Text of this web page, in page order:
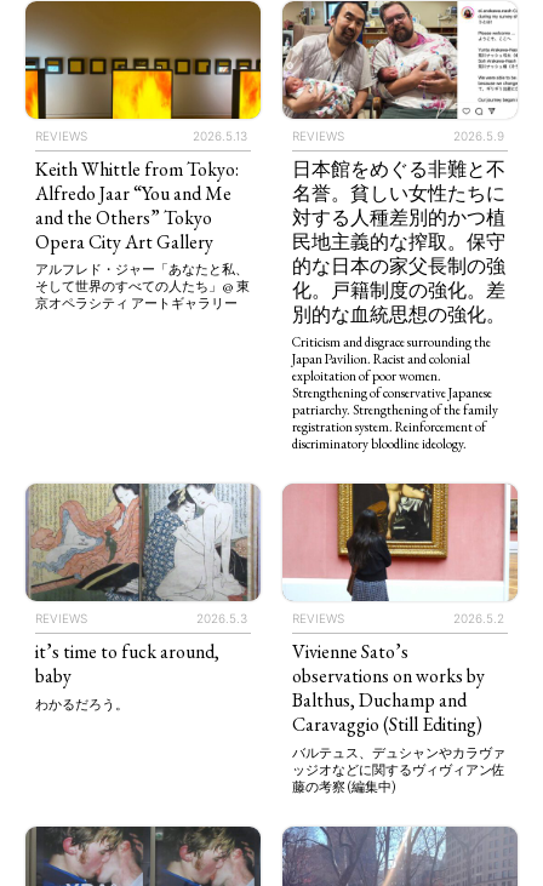
REVIEWS 2026.5.13
Keith Whittle from Tokyo:
Alfredo Jaar “You and Me
and the Others” Tokyo
Opera City Art Gallery
アルフレド・ジャー「あなたと私、
そして世界のすべての人たち」@ 東
京オペラシティ アートギャラリー
REVIEWS 2026.5.9
日本館をめぐる非難と不
名誉。貧しい女性たちに
対する人種差別的かつ植
民地主義的な搾取。保守
的な日本の家父長制の強
化。戸籍制度の強化。差
別的な血統思想の強化。
Criticism and disgrace surrounding the
Japan Pavilion. Racist and colonial
exploitation of poor women.
Strengthening of conservative Japanese
patriarchy. Strengthening of the family
registration system. Reinforcement of
discriminatory bloodline ideology.
REVIEWS 2026.5.3
it’s time to fuck around,
baby
わかるだろう。
REVIEWS 2026.5.2
Vivienne Sato’s
observations on works by
Balthus, Duchamp and
Caravaggio (Still Editing)
バルテュス、デュシャンやカラヴァ
ッジオなどに関するヴィヴィアン佐
藤の考察 (編集中)